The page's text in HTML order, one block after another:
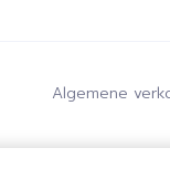
Algemene